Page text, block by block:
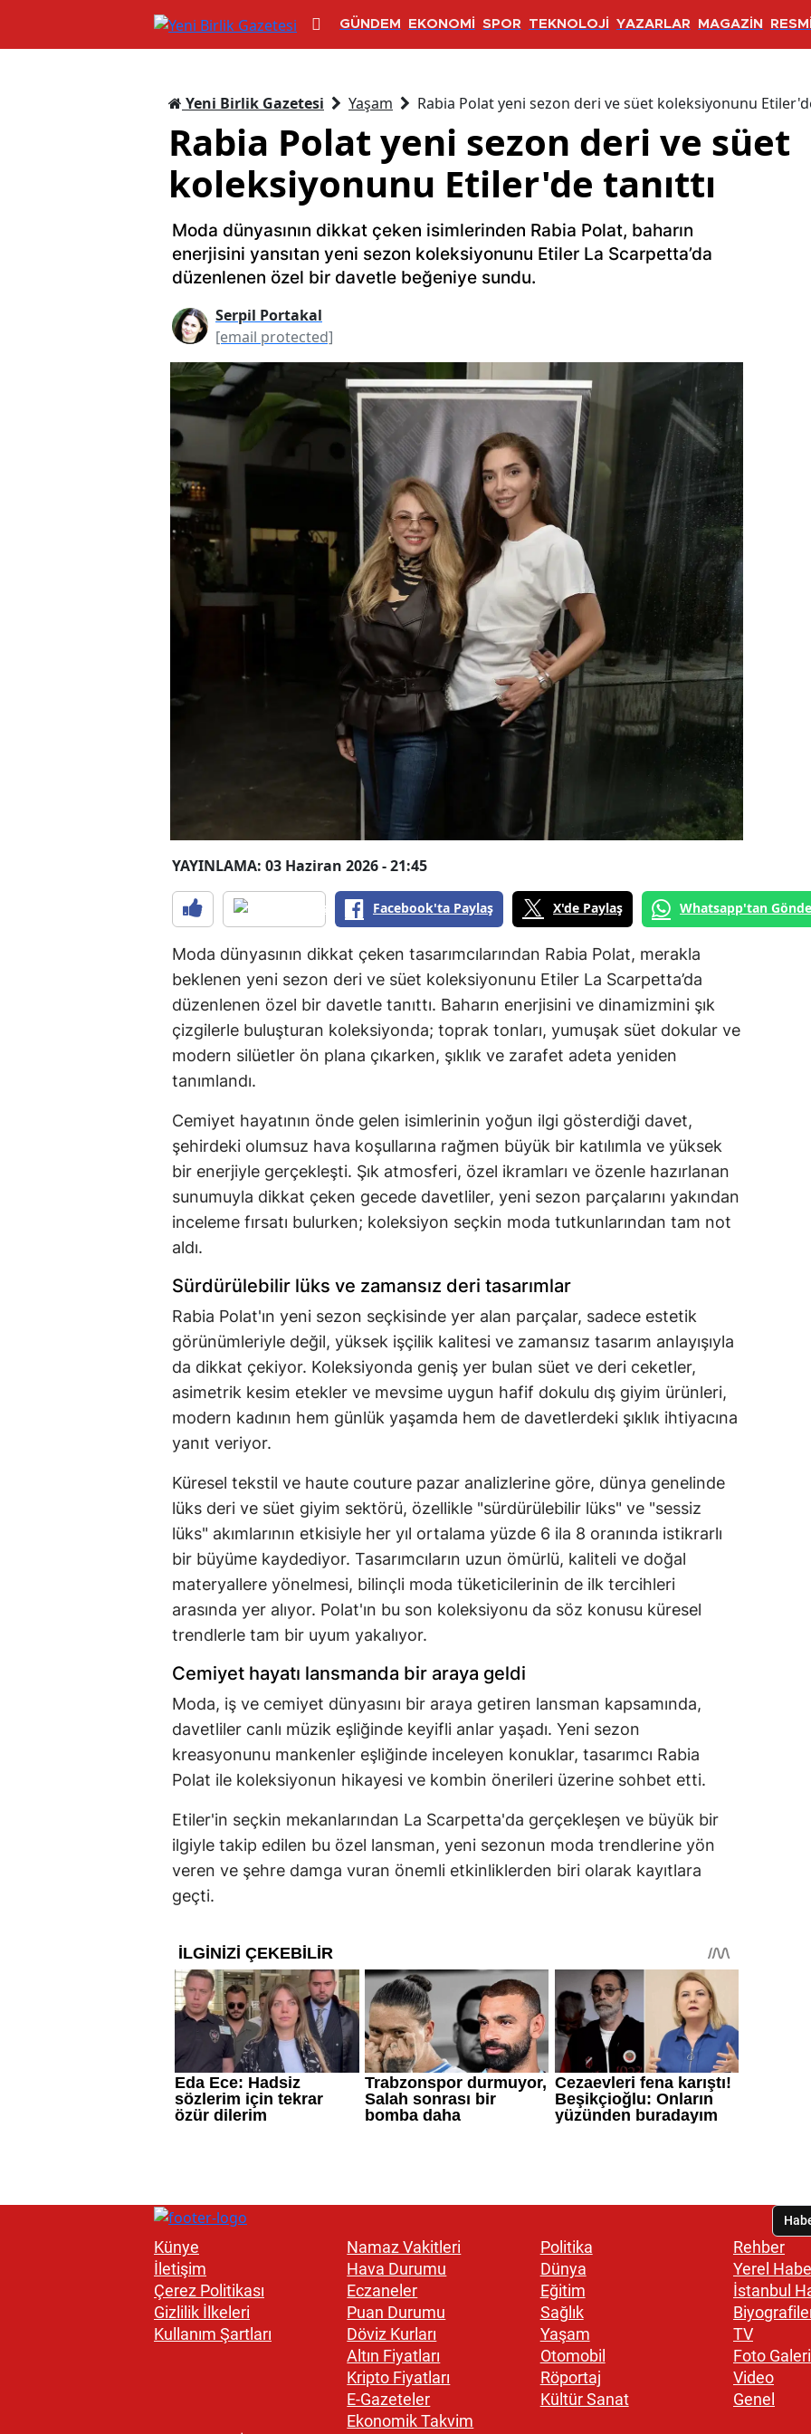
GÜNDEM EKONOMİ SPOR TEKNOLOJİ YAZARLAR MAGAZİN
Yeni Birlik Gazetesi Yaşam Rabia Polat yeni sezon deri ve süet koleksiyonunu
Rabia Polat yeni sezon deri ve süet
koleksiyonunu Etiler'de tanıttı
Moda dünyasının dikkat çeken isimlerinden Rabia Polat, baharın
enerjisini yansıtan yeni sezon koleksiyonunu Etiler La Scarpetta’da
düzenlenen özel bir davetle beğeniye sundu.
Serpil Portakal
[email protected]
YAYINLAMA: 03 Haziran 2026 - 21:45
Facebook'ta Paylaş X'de Paylaş Whatsapp'tan
Moda dünyasının dikkat çeken tasarımcılarından Rabia Polat, merakla
beklenen yeni sezon deri ve süet koleksiyonunu Etiler La Scarpetta’da
düzenlenen özel bir davetle tanıttı. Baharın enerjisini ve dinamizmini şık
çizgilerle buluşturan koleksiyonda; toprak tonları, yumuşak süet dokular ve
modern silüetler ön plana çıkarken, şıklık ve zarafet adeta yeniden
tanımlandı.
Cemiyet hayatının önde gelen isimlerinin yoğun ilgi gösterdiği davet,
şehirdeki olumsuz hava koşullarına rağmen büyük bir katılımla ve yüksek
bir enerjiyle gerçekleşti. Şık atmosferi, özel ikramları ve özenle hazırlanan
sunumuyla dikkat çeken gecede davetliler, yeni sezon parçalarını yakından
inceleme fırsatı bulurken; koleksiyon seçkin moda tutkunlarından tam not
aldı.
Sürdürülebilir lüks ve zamansız deri tasarımlar
Rabia Polat'ın yeni sezon seçkisinde yer alan parçalar, sadece estetik
görünümleriyle değil, yüksek işçilik kalitesi ve zamansız tasarım anlayışıyla
da dikkat çekiyor. Koleksiyonda geniş yer bulan süet ve deri ceketler,
asimetrik kesim etekler ve mevsime uygun hafif dokulu dış giyim ürünleri,
modern kadının hem günlük yaşamda hem de davetlerdeki şıklık ihtiyacına
yanıt veriyor.
Küresel tekstil ve haute couture pazar analizlerine göre, dünya genelinde
lüks deri ve süet giyim sektörü, özellikle "sürdürülebilir lüks" ve "sessiz
lüks" akımlarının etkisiyle her yıl ortalama yüzde 6 ila 8 oranında istikrarlı
bir büyüme kaydediyor. Tasarımcıların uzun ömürlü, kaliteli ve doğal
materyallere yönelmesi, bilinçli moda tüketicilerinin de ilk tercihleri
arasında yer alıyor. Polat'ın bu son koleksiyonu da söz konusu küresel
trendlerle tam bir uyum yakalıyor.
Cemiyet hayatı lansmanda bir araya geldi
Moda, iş ve cemiyet dünyasını bir araya getiren lansman kapsamında,
davetliler canlı müzik eşliğinde keyifli anlar yaşadı. Yeni sezon
kreasyonunu mankenler eşliğinde inceleyen konuklar, tasarımcı Rabia
Polat ile koleksiyonun hikayesi ve kombin önerileri üzerine sohbet etti.
Etiler'in seçkin mekanlarından La Scarpetta'da gerçekleşen ve büyük bir
ilgiyle takip edilen bu özel lansman, yeni sezonun moda trendlerine yön
veren ve şehre damga vuran önemli etkinliklerden biri olarak kayıtlara
geçti.
Künye
İletişim
Çerez Politikası
Gizlilik İlkeleri
Kullanım Şartları
Namaz Vakitleri
Hava Durumu
Eczaneler
Puan Durumu
Döviz Kurları
Altın Fiyatları
Kripto Fiyatları
E-Gazeteler
Ekonomik Takvim
Politika
Dünya
Eğitim
Sağlık
Yaşam
Otomobil
Röportaj
Kültür Sanat
Rehber
Yerel
İstanbul
TV
Foto Galeri
Video
Genel